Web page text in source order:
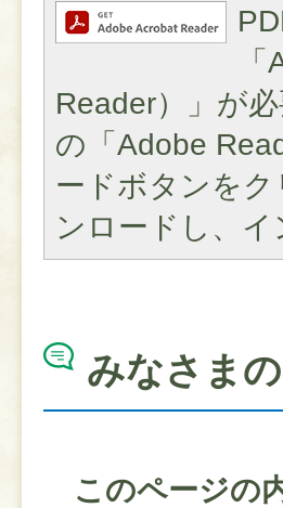
Reader）」が
の「Adobe
ードボタンを
ンロードし、
みなさま
このページの